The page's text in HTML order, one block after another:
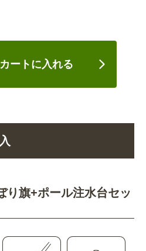
カートに入れる
り旗+ポール注水台セッ